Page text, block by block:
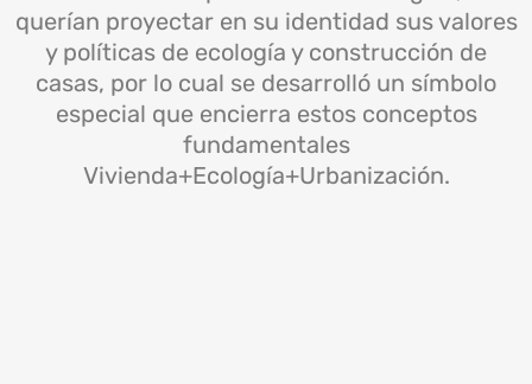
querían proyectar en su identidad sus valores
y políticas de ecología y construcción de
casas, por lo cual se desarrolló un símbolo
especial que encierra estos conceptos
fundamentales
Vivienda+Ecología+Urbanización.